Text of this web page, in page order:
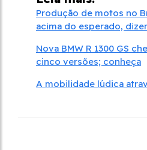
Produção de motos no
acima do esperado,
Nova BMW R 1300 GS
cinco versões; conheça
A mobilidade lúdica